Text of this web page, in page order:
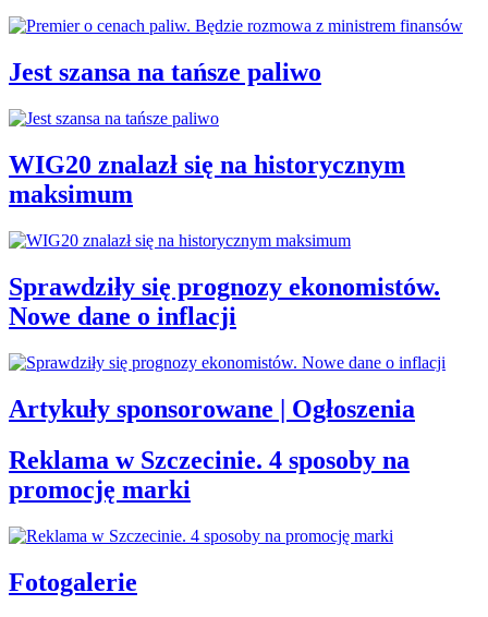
Jest szansa na tańsze paliwo
WIG20 znalazł się na historycznym
maksimum
Sprawdziły się prognozy ekonomistów.
Nowe dane o inflacji
Artykuły sponsorowane | Ogłoszenia
Reklama w Szczecinie. 4 sposoby na
promocję marki
Fotogalerie